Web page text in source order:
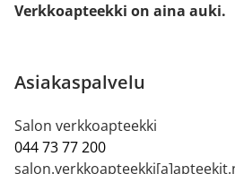
Verkkoapteekki on aina auki.
Asiakaspalvelu
Salon verkkoapteekki
044 73 77 200